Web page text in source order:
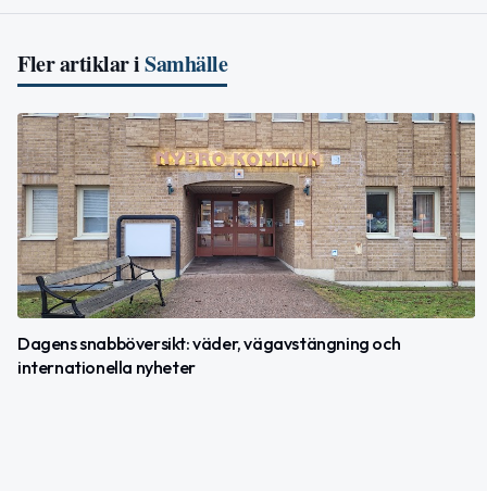
Fler artiklar iSamhälle
Dagens snabböversikt: väder, vägavstängning och
internationella nyheter